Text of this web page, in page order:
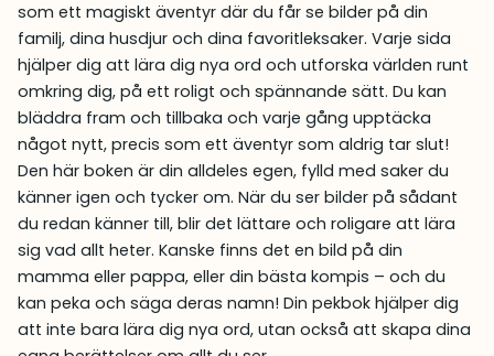
som ett magiskt äventyr där du får se bilder på din
familj, dina husdjur och dina favoritleksaker. Varje sida
hjälper dig att lära dig nya ord och utforska världen runt
omkring dig, på ett roligt och spännande sätt. Du kan
bläddra fram och tillbaka och varje gång upptäcka
något nytt, precis som ett äventyr som aldrig tar slut!
Den här boken är din alldeles egen, fylld med saker du
känner igen och tycker om. När du ser bilder på sådant
du redan känner till, blir det lättare och roligare att lära
sig vad allt heter. Kanske finns det en bild på din
mamma eller pappa, eller din bästa kompis – och du
kan peka och säga deras namn! Din pekbok hjälper dig
att inte bara lära dig nya ord, utan också att skapa dina